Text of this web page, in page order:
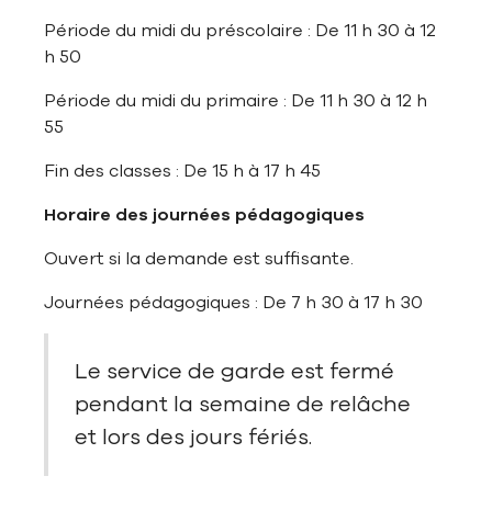
Période du midi du préscolaire : De 11 h 30 à 12
h 50
Période du midi du primaire : De 11 h 30 à 12 h
55
Fin des classes : De 15 h à 17 h 45
Horaire des journées pédagogiques
Ouvert si la demande est suffisante.
Journées pédagogiques : De 7 h 30 à 17 h 30
Le service de garde est fermé
pendant la semaine de relâche
et lors des jours fériés.